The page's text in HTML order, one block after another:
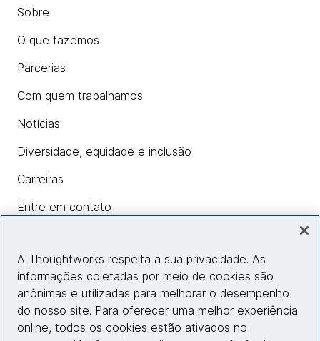
Sobre
O que fazemos
Parcerias
Com quem trabalhamos
Notícias
Diversidade, equidade e inclusão
Carreiras
Entre em contato
Insights
Informações do site
A Thoughtworks respeita a sua privacidade. As
informações coletadas por meio de cookies são
anônimas e utilizadas para melhorar o desempenho
do nosso site. Para oferecer uma melhor experiência
online, todos os cookies estão ativados no